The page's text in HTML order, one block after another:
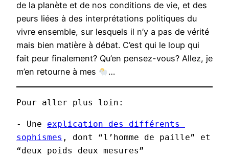
de la planète et de nos conditions de vie, et des
peurs liées à des interprétations politiques du
vivre ensemble, sur lesquels il n’y a pas de vérité
mais bien matière à débat. C’est qui le loup qui
fait peur finalement? Qu’en pensez-vous? Allez, je
m’en retourne à mes
…
Pour aller plus loin:
- Une explication des différents
sophismes , dont “l’homme de paille” et
“deux poids deux mesures”